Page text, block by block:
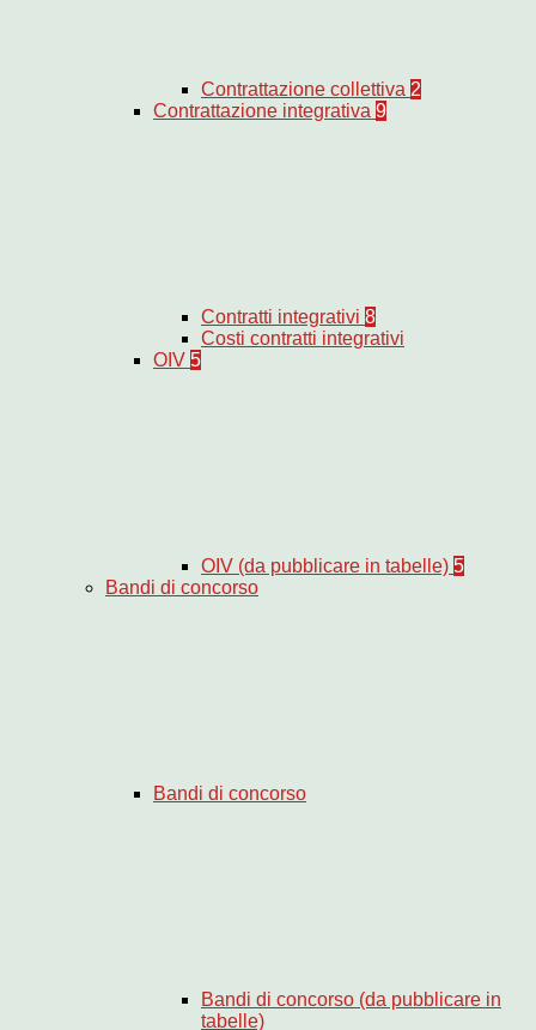
Contrattazione collettiva 2
Contrattazione integrativa 9
Contratti integrativi 8
Costi contratti integrativi
OIV 5
OIV (da pubblicare in tabelle) 5
Bandi di concorso
Bandi di concorso
Bandi di concorso (da pubblicare in
tabelle)